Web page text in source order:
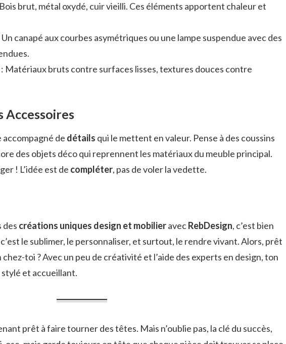
brut, métal oxydé, cuir vieilli. Ces éléments apportent chaleur et
Un canapé aux courbes asymétriques ou une lampe suspendue avec des
: Matériaux bruts contre surfaces lisses, textures douces contre
Accessoires
accompagné de détails qui le mettent en valeur. Pense à des coussins
des objets déco qui reprennent les matériaux du meuble principal.
! L’idée est de compléter, pas de voler la vedette.
des créations uniques design et mobilieravecRebDesign, c’est bien
le sublimer, le personnaliser, et surtout, le rendre vivant. Alors, prêt
toi ? Avec un peu de créativité et l’aide des experts en design, ton
stylé et accueillant.
prêt à faire tourner des têtes. Mais n’oublie pas, la clé du succès,